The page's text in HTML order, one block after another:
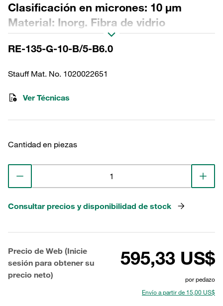
Clasificación en micrones: 10 µm
Material: Inorg. Fibra de vidrio
Diámetro exterior (mm): 108 Diámetro
interior (mm): 48,5 Longitud (mm): 627
RE-135-G-10-B/5-B6.0
Stauff Mat. No. 1020022651
Ver Técnicas
Cantidad en piezas
Consultar precios y disponibilidad de stock
Precio de Web (Inicie
sesión para obtener su
precio neto)
595,33 US$
por pedazo
Envío a partir de 15,00 US$